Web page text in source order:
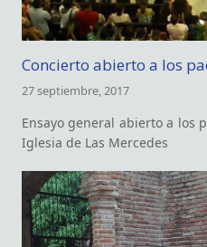
Concierto abierto a los
27 septiembre, 2017
Ensayo general abierto a los
Iglesia de Las Mercedes